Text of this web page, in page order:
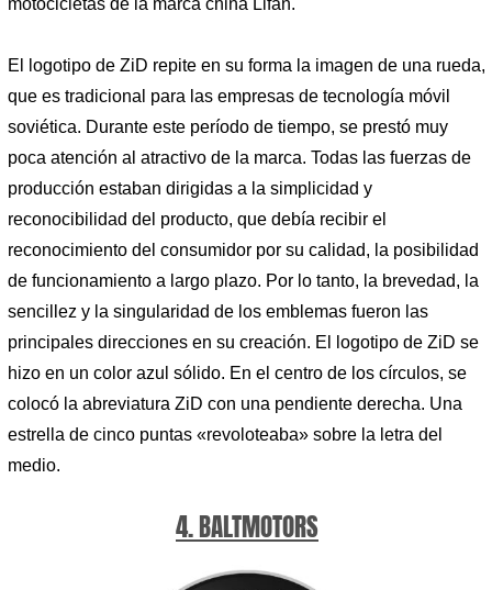
motocicletas de la marca china Lifan.
El logotipo de ZiD repite en su forma la imagen de una rueda,
que es tradicional para las empresas de tecnología móvil
soviética. Durante este período de tiempo, se prestó muy
poca atención al atractivo de la marca. Todas las fuerzas de
producción estaban dirigidas a la simplicidad y
reconocibilidad del producto, que debía recibir el
reconocimiento del consumidor por su calidad, la posibilidad
de funcionamiento a largo plazo. Por lo tanto, la brevedad, la
sencillez y la singularidad de los emblemas fueron las
principales direcciones en su creación. El logotipo de ZiD se
hizo en un color azul sólido. En el centro de los círculos, se
colocó la abreviatura ZiD con una pendiente derecha. Una
estrella de cinco puntas «revoloteaba» sobre la letra del
medio.
4. BALTMOTORS